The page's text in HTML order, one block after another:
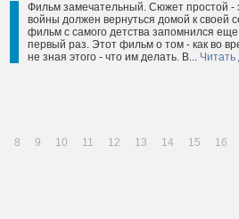
Фильм замечательный. Сюжет простой -
войны должен вернуться домой к своей
фильм с самого детства запомнился
первый раз. Этот фильм о том - как во
не зная этого - что им делать. В... Читать
8 9 10 11 12 13 14 15 16